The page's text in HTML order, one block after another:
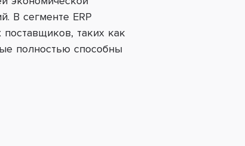
В сегменте ERP
таких как
полностью способны